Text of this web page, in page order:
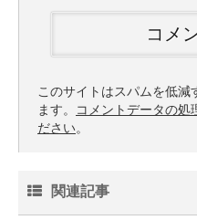
このサイトはスパムを低減
ます。
コメントデータの処
ださい。
関連記事